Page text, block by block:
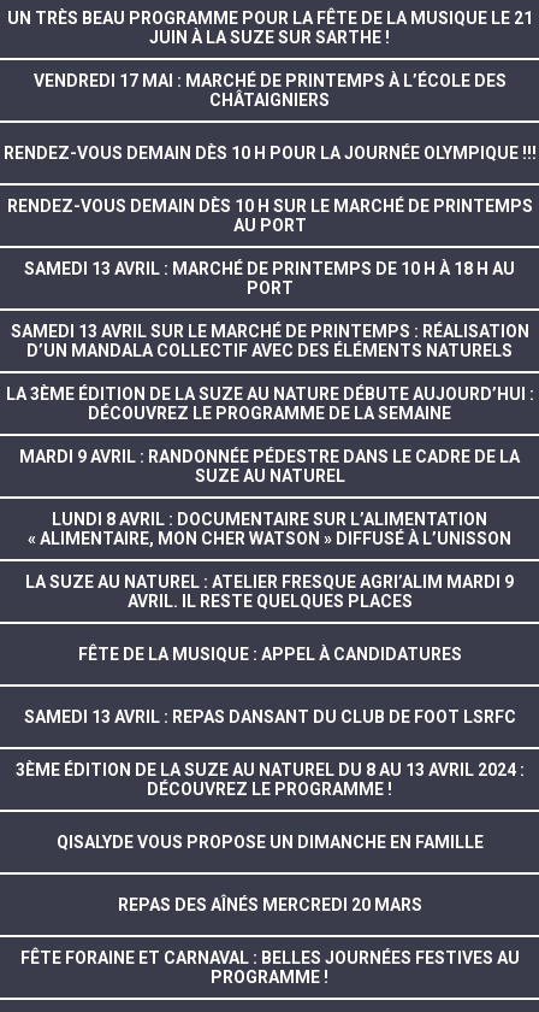
UN TRÈS BEAU PROGRAMME POUR LA FÊTE DE LA MUSIQUE LE 21
JUIN À LA SUZE SUR SARTHE !
VENDREDI 17 MAI : MARCHÉ DE PRINTEMPS À L’ÉCOLE DES
CHÂTAIGNIERS
RENDEZ-VOUS DEMAIN DÈS 10 H POUR LA JOURNÉE OLYMPIQUE !!!
RENDEZ-VOUS DEMAIN DÈS 10 H SUR LE MARCHÉ DE PRINTEMPS
AU PORT
SAMEDI 13 AVRIL : MARCHÉ DE PRINTEMPS DE 10 H À 18 H AU
PORT
SAMEDI 13 AVRIL SUR LE MARCHÉ DE PRINTEMPS : RÉALISATION
D’UN MANDALA COLLECTIF AVEC DES ÉLÉMENTS NATURELS
LA 3ÈME ÉDITION DE LA SUZE AU NATURE DÉBUTE AUJOURD’HUI :
DÉCOUVREZ LE PROGRAMME DE LA SEMAINE
MARDI 9 AVRIL : RANDONNÉE PÉDESTRE DANS LE CADRE DE LA
SUZE AU NATUREL
LUNDI 8 AVRIL : DOCUMENTAIRE SUR L’ALIMENTATION
« ALIMENTAIRE, MON CHER WATSON » DIFFUSÉ À L’UNISSON
LA SUZE AU NATUREL : ATELIER FRESQUE AGRI’ALIM MARDI 9
AVRIL. IL RESTE QUELQUES PLACES
FÊTE DE LA MUSIQUE : APPEL À CANDIDATURES
SAMEDI 13 AVRIL : REPAS DANSANT DU CLUB DE FOOT LSRFC
3ÈME ÉDITION DE LA SUZE AU NATUREL DU 8 AU 13 AVRIL 2024 :
DÉCOUVREZ LE PROGRAMME !
QISALYDE VOUS PROPOSE UN DIMANCHE EN FAMILLE
REPAS DES AÎNÉS MERCREDI 20 MARS
FÊTE FORAINE ET CARNAVAL : BELLES JOURNÉES FESTIVES AU
PROGRAMME !